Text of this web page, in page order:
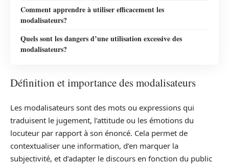
Comment apprendre à utiliser efficacement les
modalisateurs?
Quels sont les dangers d’une utilisation excessive des
modalisateurs?
Définition et importance des modalisateurs
Les modalisateurs sont des mots ou expressions qui
traduisent le jugement, l’attitude ou les émotions du
locuteur par rapport à son énoncé. Cela permet de
contextualiser une information, d’en marquer la
subjectivité, et d’adapter le discours en fonction du public